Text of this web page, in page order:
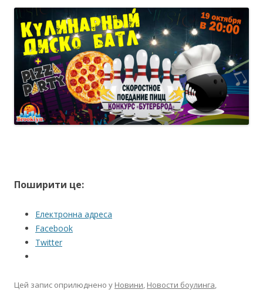
Поширити це:
Електронна адреса
Facebook
Twitter
Цей запис оприлюднено у Новини, Новости боулинга,